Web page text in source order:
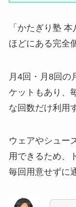
「かたぎり塾
ほどにある完全
月4回・月8回の
ケットもあり、
な回数だけ利用
ウェアやシュー
用できるため、
毎回用意せずに